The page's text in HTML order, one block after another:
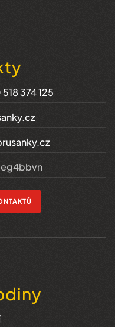
374 125
eg4bbvn